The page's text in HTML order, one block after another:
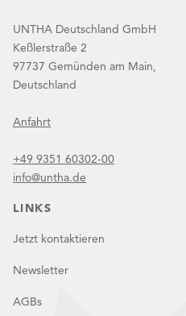
UNTHA Deutschland GmbH
Keßlerstraße 2
97737 Gemünden am Main,
Deutschland
Anfahrt
+49 9351 60302-00
info@untha.de
LINKS
Jetzt kontaktieren
Newsletter
AGBs